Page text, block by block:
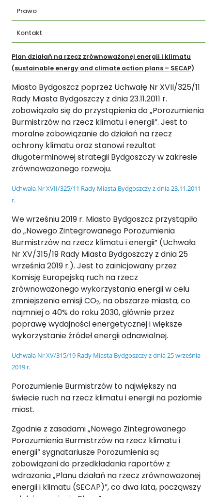
Prawo
Kontakt
Plan działań na rzecz zrównoważonej energii i klimatu
(sustainable energy and climate action plans – SECAP)
Miasto Bydgoszcz poprzez Uchwałę Nr XVII/325/11
Rady Miasta Bydgoszczy z dnia 23.11.2011 r.
zobowiązało się do przystąpienia do „Porozumienia
Burmistrzów na rzecz klimatu i energii”. Jest to
moralne zobowiązanie do działań na rzecz
ochrony klimatu oraz stanowi rezultat
długoterminowej strategii Bydgoszczy w zakresie
zrównoważonego rozwoju.
Uchwała Nr XVII/325/11 Rady Miasta Bydgoszczy z dnia 23.11.2011
r.
We wrześniu 2019 r. Miasto Bydgoszcz przystąpiło
do „Nowego Zintegrowanego Porozumienia
Burmistrzów na rzecz klimatu i energii” (Uchwała
Nr XV/315/19 Rady Miasta Bydgoszczy z dnia 25
września 2019 r.). Jest to zainicjowany przez
Komisję Europejską ruch na rzecz
zrównoważonego wykorzystania energii w celu
zmniejszenia emisji CO2, na obszarze miasta, co
najmniej o 40% do roku 2030, głównie przez
poprawę wydajności energetycznej i większe
wykorzystanie źródeł energii odnawialnej.
Uchwała Nr XV/315/19 Rady Miasta Bydgoszczy z dnia 25 września
2019 r.
Porozumienie Burmistrzów to największy na
świecie ruch na rzecz klimatu i energii na poziomie
miast.
Zgodnie z zasadami „Nowego Zintegrowanego
Porozumienia Burmistrzów na rzecz klimatu i
energii” sygnatariusze Porozumienia są
zobowiązani do przedkładania raportów z
wdrażania „Planu działań na rzecz zrównoważonej
energii i klimatu (SECAP)”, co dwa lata, począwszy